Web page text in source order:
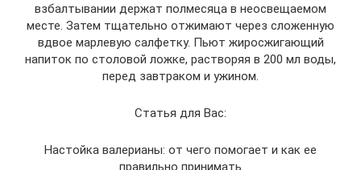
взбалтывании держат полмесяца в неосвещаемом
месте. Затем тщательно отжимают через сложенную
вдвое марлевую салфетку. Пьют жиросжигающий
напиток по столовой ложке, растворяя в 200 мл воды,
перед завтраком и ужином.
Статья для Вас:
Настойка валерианы: от чего помогает и как ее
правильно принимать